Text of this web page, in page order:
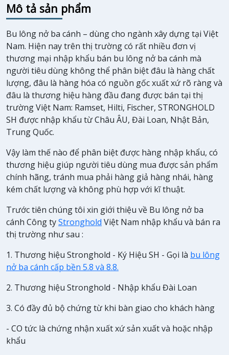
Mô tả sản phẩm
Bu lông nở ba cánh – dùng cho ngành xây dựng tại Việt
Nam. Hiện nay trên thị trường có rất nhiều đơn vị
thương mại nhập khẩu bán bu lông nở ba cánh mà
người tiêu dùng không thể phân biệt đâu là hàng chất
lượng, đâu là hàng hóa có nguồn gốc xuất xứ rõ ràng và
đâu là thương hiệu hàng đầu đang được bán tại thị
trường Việt Nam: Ramset, Hilti, Fischer, STRONGHOLD
SH được nhập khẩu từ Châu ÂU, Đài Loan, Nhật Bản,
Trung Quốc.
Vậy làm thế nào để phân biệt được hàng nhập khẩu, có
thương hiệu giúp người tiêu dùng mua được sản phẩm
chính hãng, tránh mua phải hàng giả hàng nhái, hàng
kém chất lượng và không phù hợp với kĩ thuật.
Trước tiên chúng tôi xin giới thiệu về Bu lông nở ba
cánh Công tyStronghold Việt Nam nhập khẩu và bán ra
thị trường như sau :
1. Thương hiệu Stronghold - Ký Hiệu SH - Gọi là bu lông
nở ba cánh cấp bền 5.8 và 8.8.
2. Thương hiệu Stronghold - Nhập khẩu Đài Loan
3. Có đầy đủ bộ chứng từ khi bàn giao cho khách hàng
- CO tức là chứng nhận xuất xứ sản xuất và hoặc nhập
khẩu